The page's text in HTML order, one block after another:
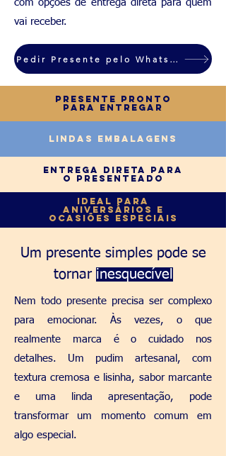
com opções de entrega direta para quem
vai receber.
Pedir Presente pelo WhatsApp
Presente pronto
para Entregar
lindas embalagens
Entrega direta para
o presenteado
Ideal para
aniversários e
ocasiões especiais
Um presente simples pode se
tornar inesquecível
Nem todo presente precisa ser complexo
para emocionar. Às vezes, o que
realmente marca é o cuidado nos
detalhes. Um pudim artesanal, com
textura cremosa e lisinha, sabor marcante
e uma linda apresentação, pode
transformar um momento comum em
algo especial.